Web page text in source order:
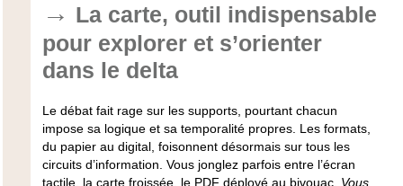
La carte, outil indispensable
pour explorer et s’orienter
dans le delta
Le débat fait rage sur les supports, pourtant chacun
impose sa logique et sa temporalité propres. Les formats,
du papier au digital, foisonnent désormais sur tous les
circuits d’information. Vous jonglez parfois entre l’écran
tactile, la carte froissée, le PDF déployé au bivouac. Vous